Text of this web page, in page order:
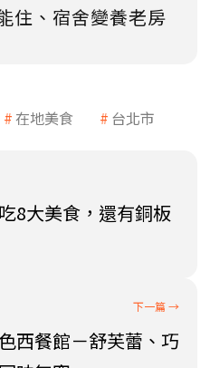
住、宿舍變養老房
在地美食 台北市
8大美食，還有銅板
西餐館－舒芙蕾、巧